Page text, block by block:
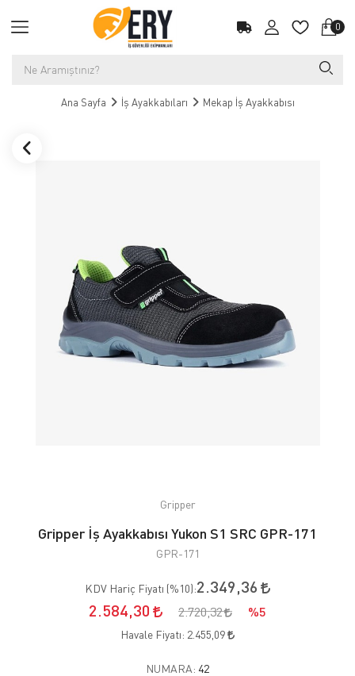
0
Ana Sayfa İş Ayakkabıları Mekap İş Ayakkabısı
Gripper
Gripper İş Ayakkabısı Yukon S1 SRC GPR-171
GPR-171
KDV Hariç Fiyatı (%10):2.349,36
2.584,30
2.720,32 %5
Havale Fiyatı: 2.455,09
NUMARA: 42